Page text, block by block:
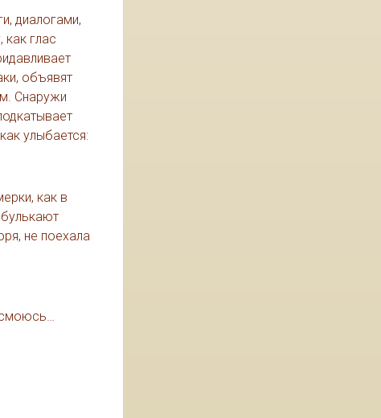
диалогами,
глас
объявят
Снаружи
улыбается:
как в
не поехала
смоюсь…